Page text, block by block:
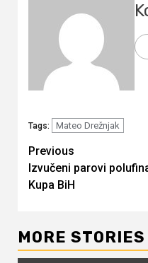
Tags: Mateo Drežnjak
Continue
Reading
Previous
Izvučeni parovi
Kupa BiH
MORE STORIES